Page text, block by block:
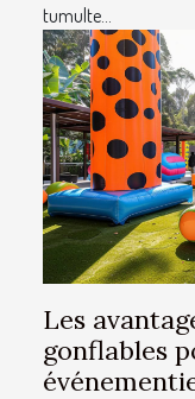
tumulte...
Les
gonflables